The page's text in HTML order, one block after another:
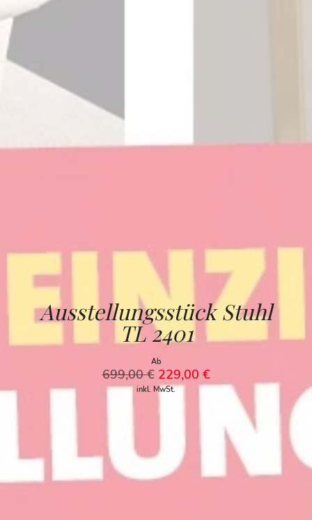
Ausstellungsstück Stuhl
TL 2401
Ab
699,00€ 229,00 €
inkl. MwSt.